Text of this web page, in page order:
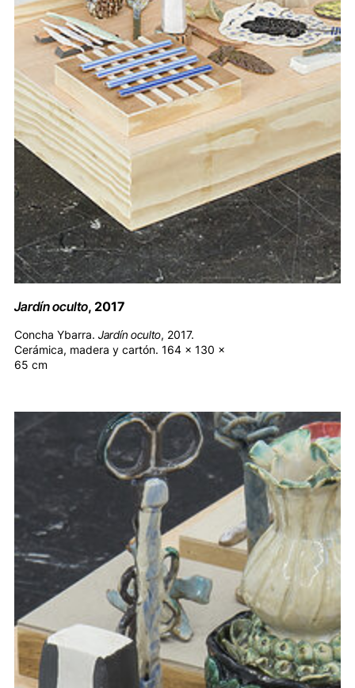
Jardín oculto, 2017
Concha Ybarra. Jardín oculto, 2017.
Cerámica, madera y cartón. 164 x 130 x
65 cm